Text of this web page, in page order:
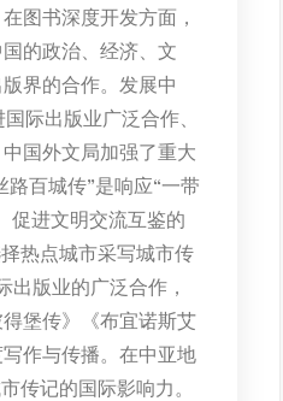
图书深度开发方面，
的政治、经济、文
界的合作。发展中
际出版业广泛合作、
国外文局加强了重大
百城传”是响应“一带
促进文明交流互鉴的
热点城市采写城市传
版业的广泛合作，
堡传》《布宜诺斯艾
作与传播。在中亚地
传记的国际影响力。